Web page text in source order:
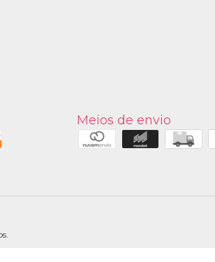
Meios de envio